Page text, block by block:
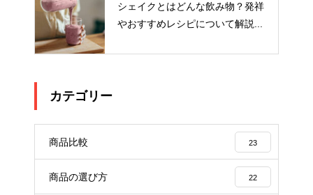
シェイクとはどんな飲み物？発祥
やおすすめレシピについて解説...
カテゴリー
商品比較 23
商品の選び方 22